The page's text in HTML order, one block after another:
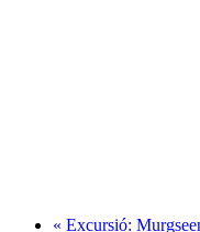
« Excursió: